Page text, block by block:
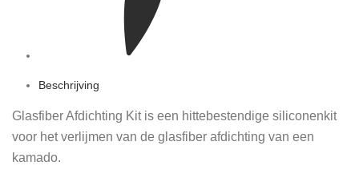
Beschrijving
Glasfiber Afdichting Kit is een hittebestendige siliconenkit
voor het verlijmen van de glasfiber afdichting van een
kamado.